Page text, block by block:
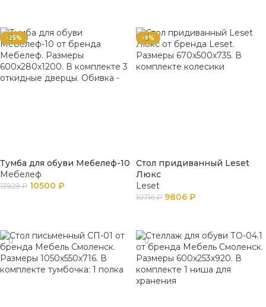
-25%
Тумба для обуви Мебелеф-10
Мебелеф
13929₽ 10500 ₽
-8%
Стол придиванный Leset
Люкс
Leset
10716₽ 9806 ₽